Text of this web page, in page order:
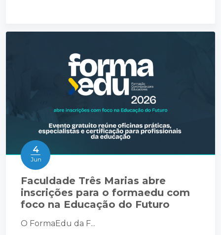
4
Jun
Faculdade Três Marias abre
inscrições para o formaedu com
foco na Educação do Futuro
O FormaEdu da F...